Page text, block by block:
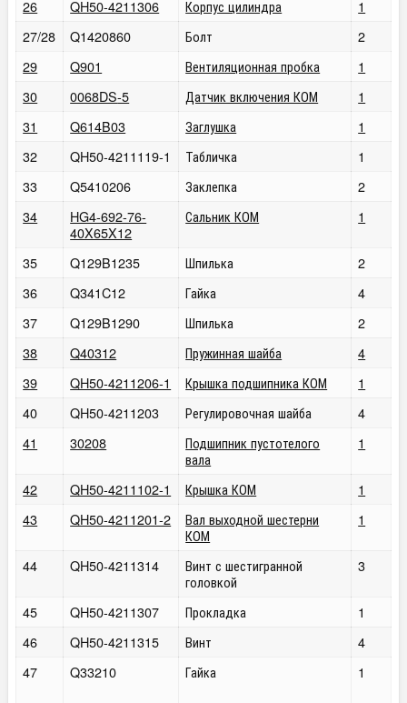
26
QH50-4211306 Корпус цилиндра
1
27/28
Q1420860 Болт
2
29
Q901 Вентиляционная пробка
1
30
0068DS-5 Датчик включения КОМ
1
31
Q614B03 Заглушка
1
32
QH50-4211119-1 Табличка
1
33
Q5410206 Заклепка
2
34
HG4-692-76-
40X65X12
Сальник КОМ 1
35 Q129B1235 Шпилька
2
36
Q341C12 Гайка
4
37
Q129B1290 Шпилька
2
38
Q40312 Пружинная шайба
4
39
QH50-4211206-1 Крышка подшипника КОМ
1
40
QH50-4211203 Регулировочная шайба
4
41
30208
Подшипник пустотелого
вала
1
42 QH50-4211102-1 Крышка КОМ
1
43
QH50-4211201-2
Вал выходной шестерни
КОМ
1
44 QH50-4211314
Винт с шестигранной
головкой
3
45 QH50-4211307 Прокладка
1
46
QH50-4211315 Винт
4
47
Q33210 Гайка 1